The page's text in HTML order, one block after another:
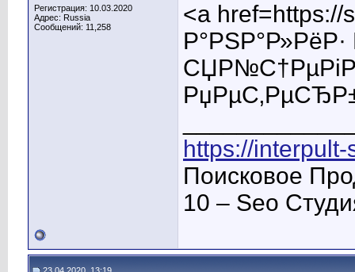
Регистрация: 10.03.2020
Адрес: Russia
Сообщений: 11,258
<a
https://
Поисковое
10 – Seo